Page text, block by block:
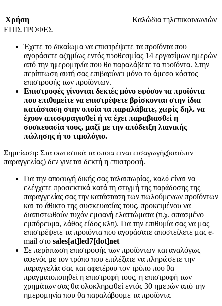
Χρήση
Καλώδια τηλεπικοινωνιών
ΕΠΙΣΤΡΟΦΕΣ
Έχετε το δικαίωμα να επιστρέψετε τα προϊόντα που
αγοράσετε αζημίως εντός προθεσμίας 14 εργασίμων ημερών
από την ημερομηνία που θα παραλάβετε τα προϊόντα. Στην
περίπτωση αυτή σας επιβαρύνει μόνο το άμεσο κόστος
επιστροφής των προϊόντων.
Επιστροφές γίνονται δεκτές μόνο εφόσον τα προϊόντα
που επιθυμείτε να επιστρέψετε βρίσκονται στην ίδια
κατάσταση στην οποία τα παραλάβατε, χωρίς δηλ. να
έχουν αποσφραγισθεί ή να έχει παραβιασθεί η
συσκευασία τους, μαζί με την απόδειξη λιανικής
πώλησης ή το τιμολόγιο.
Σημείωση: Στα φωτιστικά τα οποια ειναι εισαγωγής(κατόπιν
παραγγελίας) δεν γινεται δεκτή η επιστροφή.
Για την αποφυγή δικής σας ταλαιπωρίας, καλό είναι να
ελέγχετε προσεκτικά κατά τη στιγμή της παράδοσης της
παραγγελίας σας την κατάσταση των πωλούμενων προϊόντων
και το άθικτο της συσκευασίας τους, προκειμένου να
διαπιστωθούν τυχόν εμφανή ελαττώματα (π.χ. σπασμένο
εμπόρευμα, λάθος είδος κλπ). Για την επιθυμία σας να μας
επιστρέψετε τα προϊόντα που αγοράσατε αποστείλετε μας e-
mail στο sales[at]led7[dot]net
Σε περίπτωση επιστροφής των προϊόντων και αναλόγως
αφενός με τον τρόπο που επιλέξατε να πληρώσετε την
παραγγελία σας και αφετέρου τον τρόπο που θα
πραγματοποιηθεί η επιστροφή τους, η επιστροφή των
χρημάτων σας θα ολοκληρωθεί εντός 30 ημερών από την
ημερομηνία που θα παραλάβουμε τα προϊόντα.